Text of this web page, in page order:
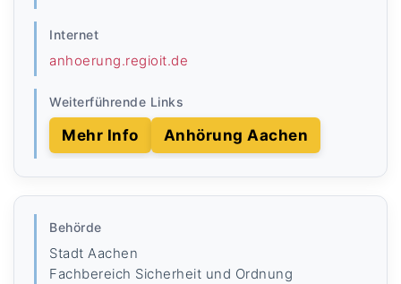
Internet
anhoerung.regioit.de
Weiterführende Links
Mehr Info Anhörung Aachen
Behörde
Stadt Aachen
Fachbereich Sicherheit und Ordnung